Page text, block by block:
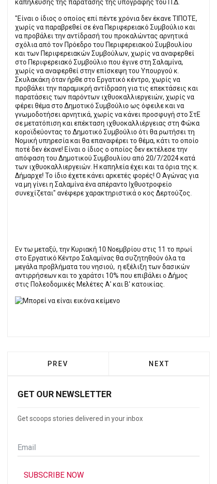
καπήλευσης της παράτασης της υπογραφής του Π.Δ.
"Είναι ο ίδιος ο οποίος επί πέντε χρόνια δεν έκανε ΤΙΠΟΤΕ,
χωρίς να παραβρεθεί σε ένα Περιφερειακό Συμβούλιο και
να προβάλει την αντίδρασή του προκαλώντας αρνητικά
σχόλια από τον Πρόεδρο του Περιφερειακού Συμβουλίου
και των Περιφερειακών Συμβούλων, χωρίς να αναφερθεί
στο Περιφερειακό Συμβούλιο που έγινε στη Σαλαμίνα,
χωρίς να αναφερθεί στην επίσκεψη του Υπουργού κ.
Σκυλακάκη όταν ήρθε στο Εργατικό κέντρο, χωρίς να
προβάλει την παραμικρή αντίδραση για τις επεκτάσεις και
παρατάσεις των παρόντων ιχθυοκαλλιεργειών, χωρίς να
φέρει θέμα στο Δημοτικό Συμβούλιο ως όφειλε και να
γνωμοδοτήσει αρνητικά, χωρίς να κάνει προσφυγή στο ΣτΕ
σε μετατόπιση και επέκταση ιχθυοκαλλιέργειας στη Φώκα
κοροϊδεύοντας το Δημοτικό Συμβούλιο ότι θα ρωτήσει τη
Νομική υπηρεσία και θα επαναφέρει το θέμα, κάτι το οποίο
ποτέ δεν έκανε! Είναι ο ίδιος ο οποίος δεν εκτέλεσε την
απόφαση του Δημοτικού Συμβουλίου από 20/7/2024 κατά
των ιχθυοκαλλιεργειών. Η καπηλεία έχει και τα όρια της κ.
Δήμαρχε! Το ίδιο έχετε κάνει αρκετές φορές! Ο Αγώνας για
να μη γίνει η Σαλαμίνα ένα απέραντο Ιχθυοτροφείο
συνεχίζεται" ανέφερε χαρακτηριστικά ο κος Δερτούζος.
Εν τω μεταξύ, την Κυριακή 10 Νοεμβρίου στις 11 το πρωί
στο Εργατικό Κέντρο Σαλαμίνας θα συζητηθούν όλα τα
μεγάλα προβλήματα του νησιού, η εξέλιξη των δασικών
αντιρρήσεων και το χαράτσι 10% που επιβάλει ο Δήμος
στις Πολεοδομικές Μελέτες Α' και Β' κατοικίας.
PREVIOUS ARTICLE: NΊΚΑΙΑ: ΈΓΙΝΕ
PREV NEXT ARTICLE:
NEXT
GET OUR NEWSLETTER
Get scoops stories delivered in your inbox
Email
*
SUBSCRIBE NOW